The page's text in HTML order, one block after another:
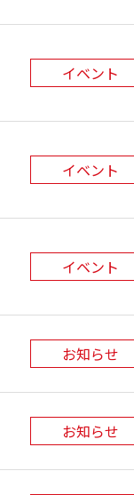
イベント
イベント
イベント
お知らせ
お知らせ